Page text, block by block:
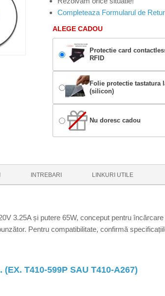
Completeaza Formularul de Retur
ALEGE CADOU
Protectie card
RFID
Folie protectie tastatura
(silicon)
Nu doresc cadou
INTREBARI LINKURI UTILE
3.25A și putere 65W, conceput pentru
Pentru compatibilitate, confirmă
(EX. T410-599P SAU T410-A267)